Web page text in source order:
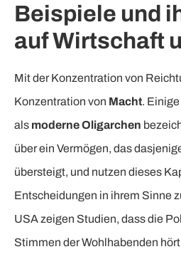
Beispiele und
auf Wirtschaft
Mit der Konzentration von
Konzentration von Macht.
als moderne Oligarchen
über ein Vermögen, das
übersteigt, und nutzen dieses
Entscheidungen in ihrem Sinne
USA zeigen Studien, dass die
Stimmen der Wohlhabenden